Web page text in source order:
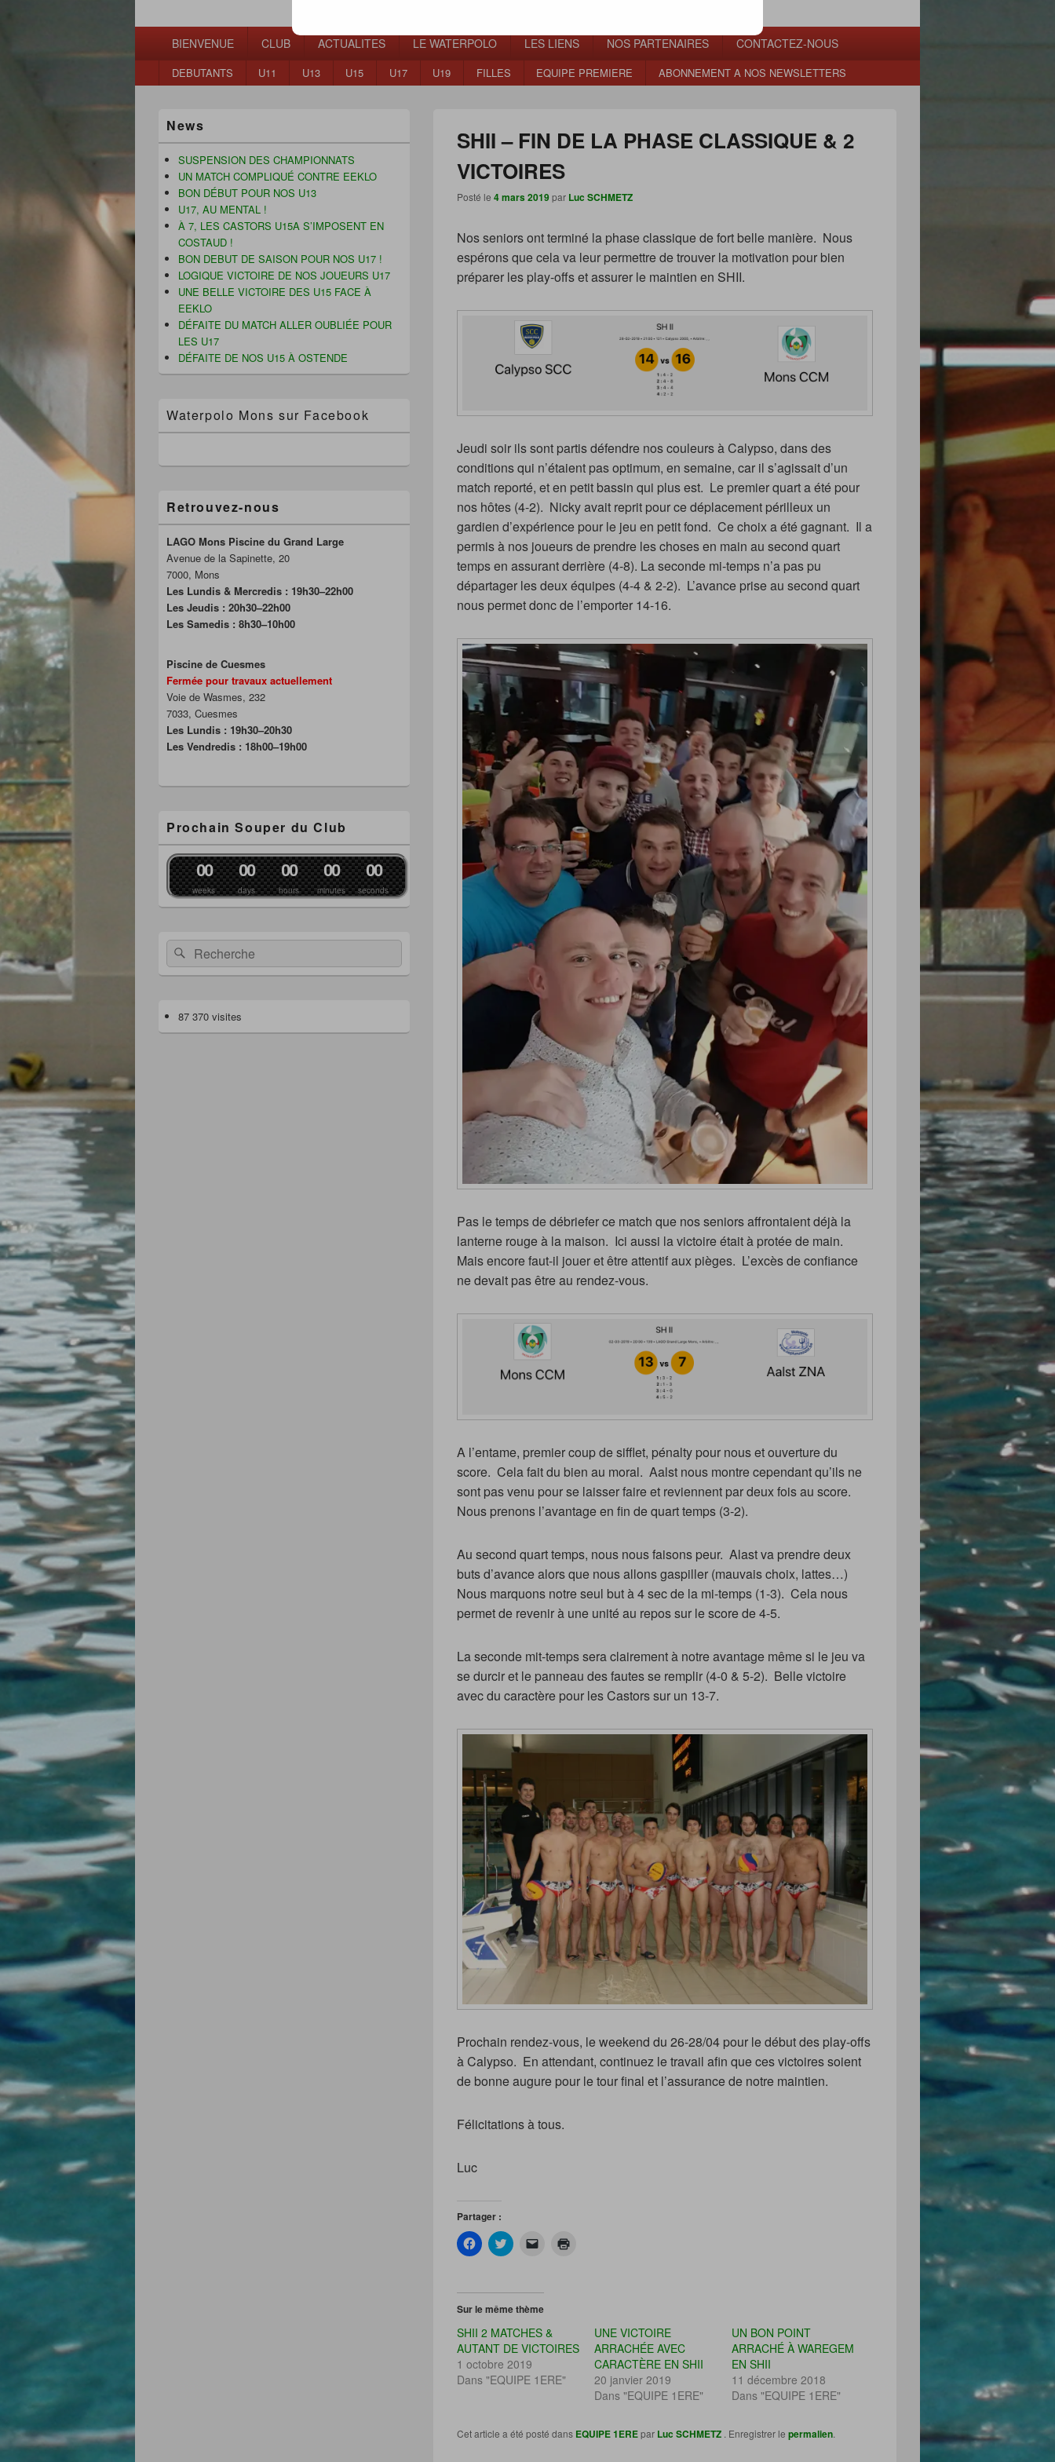
Waterpolo Mons
principalBIENVENUE CLUB ACTUALITES LE WATERPOLO LES LIENS NOS PARTENAIRES CONTACTEZ-NOUS
secondaire
DEBUTANTS U11 U13 U15 U17 U19 FILLES EQUIPE PREMIERE ABONNEMENT A NOS NEWSLETTERS
SHII – FIN DE LA PHASE CLASSIQUE & 2
VICTOIRES
Posté le 4 mars 2019par Luc SCHMETZ
Nos seniors ont terminé la phase classique de fort belle manière. Nous
espérons que cela va leur permettre de trouver la motivation pour bien
préparer les play-offs et assurer le maintien en SHII.
Jeudi soir ils sont partis défendre nos couleurs à Calypso, dans des
conditions qui n’étaient pas optimum, en semaine, car il s’agissait d’un
match reporté, et en petit bassin qui plus est. Le premier quart a été pour
nos hôtes (4-2). Nicky avait reprit pour ce déplacement périlleux un
gardien d’expérience pour le jeu en petit fond. Ce choix a été gagnant. Il a
permis à nos joueurs de prendre les choses en main au second quart
temps en assurant derrière (4-8). La seconde mi-temps n’a pas pu
départager les deux équipes (4-4 & 2-2). L’avance prise au second quart
nous permet donc de l’emporter 14-16.
Pas le temps de débriefer ce match que nos seniors affrontaient déjà la
lanterne rouge à la maison. Ici aussi la victoire était à protée de main.
Mais encore faut-il jouer et être attentif aux pièges. L’excès de confiance
ne devait pas être au rendez-vous.
A l’entame, premier coup de sifflet, pénalty pour nous et ouverture du
score. Cela fait du bien au moral. Aalst nous montre cependant qu’ils ne
sont pas venu pour se laisser faire et reviennent par deux fois au score.
Nous prenons l’avantage en fin de quart temps (3-2).
Au second quart temps, nous nous faisons peur. Alast va prendre deux
buts d’avance alors que nous allons gaspiller (mauvais choix, lattes…)
Nous marquons notre seul but à 4 sec de la mi-temps (1-3). Cela nous
permet de revenir à une unité au repos sur le score de 4-5.
La seconde mit-temps sera clairement à notre avantage même si le jeu va
se durcir et le panneau des fautes se remplir (4-0 & 5-2). Belle victoire
avec du caractère pour les Castors sur un 13-7.
Prochain rendez-vous, le weekend du 26-28/04 pour le début des play-offs
à Calypso. En attendant, continuez le travail afin que ces victoires soient
de bonne augure pour le tour final et l’assurance de notre maintien.
Félicitations à tous.
Luc
Partager :
C
l
e
z
p
u
r
p
a
t
s
C
l
e
p
u
r
p
a
t
s
e
p
u
r
e
v
o
n
r
i
(
Sur le même thème
SHII 2 MATCHES &
AUTANT DE VICTOIRES
1 octobre 2019
Dans "EQUIPE 1ERE"
UNE VICTOIRE
ARRACHÉE AVEC
CARACTÈRE EN SHII
20 janvier 2019
Dans "EQUIPE 1ERE"
UN BON POINT
ARRACHÉ À WAREGEM
EN SHII
11 décembre 2018
Dans "EQUIPE 1ERE"
Cet article a été posté dans EQUIPE 1EREpar Luc SCHMETZ . Enregistrer le permalien.
principale
de
widget
pour
barre
latérale
News
SUSPENSION DES CHAMPIONNATS
UN MATCH COMPLIQUÉ CONTRE EEKLO
BON DÉBUT POUR NOS U13
U17, AU MENTAL !
À 7, LES CASTORS U15A S’IMPOSENT EN
COSTAUD !
BON DEBUT DE SAISON POUR NOS U17 !
LOGIQUE VICTOIRE DE NOS JOUEURS U17
UNE BELLE VICTOIRE DES U15 FACE À
EEKLO
DÉFAITE DU MATCH ALLER OUBLIÉE POUR
LES U17
DÉFAITE DE NOS U15 À OSTENDE
Waterpolo Mons sur Facebook
Retrouvez-nous
LAGO Mons Piscine du Grand Large
Avenue de la Sapinette, 20
7000, Mons
Les Lundis & Mercredis : 19h30–22h00
Les Jeudis : 20h30–22h00
Les Samedis : 8h30–10h00
Piscine de Cuesmes
Fermée pour travaux actuellement
Voie de Wasmes, 232
7033, Cuesmes
Les Lundis : 19h30–20h30
Les Vendredis : 18h00–19h00
Prochain Souper du Club
weeks
00
days
00
hours
00
minutes
00
seconds
00
Recherche :Rechercher
87 370 visites